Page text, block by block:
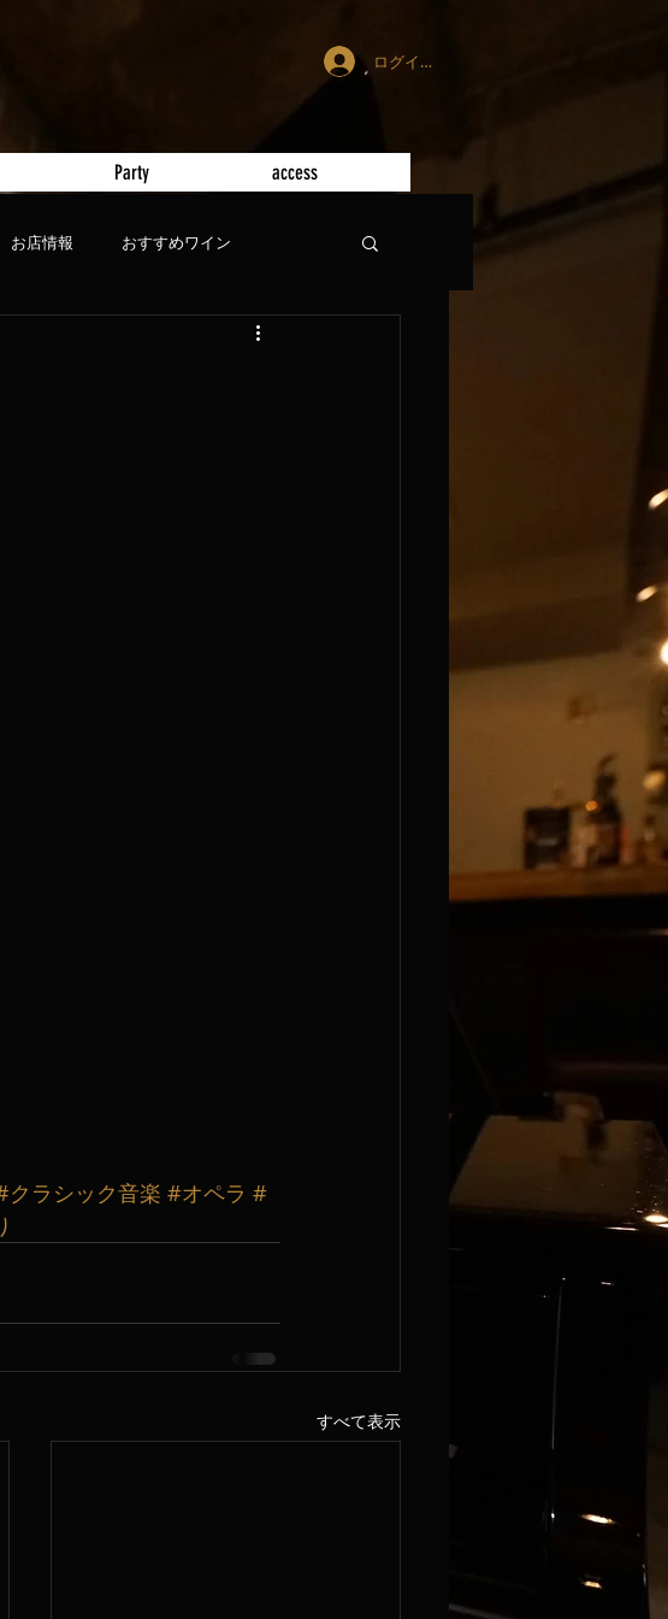
ログイン
Party access
お店情報 おすすめワイン
クラシック音楽 #オペラ #
すべて表示